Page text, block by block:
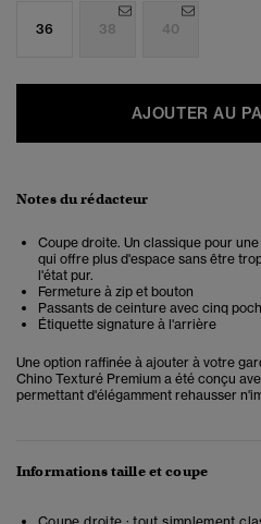
36 38 40
AJOUTER AU
Notes du rédacteur
Coupe droite. Un classique pour
qui offre plus d'espace sans être
l'état pur.
Fermeture à zip et bouton
Passants de ceinture avec cinq
Étiquette signature à l'arrière
Une option raffinée à ajouter à votre
Chino Texturé Premium a été conçu
permettant d'élégamment rehausser
Informations taille et coupe